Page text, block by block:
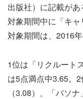
出版社）に記載が
対象期間中に「キャ
対象期間は、2016
1位は「リクルート
は5点満点中3.65。
（3.08）、「パソ